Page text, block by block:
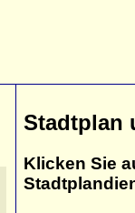
Stadtplan
Klicken Sie